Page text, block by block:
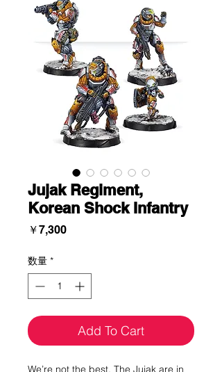
Jujak Regiment,
Korean Shock Infantry
￥7,300価
数量 *
Add To Cart
We’re not the best. The Jujak are in